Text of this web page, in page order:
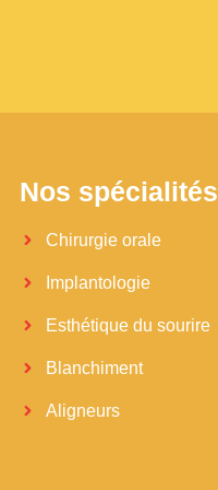
Nos spécialités
Chirurgie orale
Implantologie
Esthétique du sourire
Blanchiment
Aligneurs